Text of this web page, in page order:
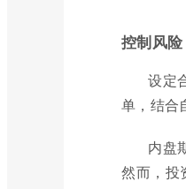
控制风险
设定
单，结合
内盘
然而，投